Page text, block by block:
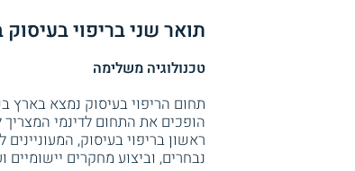
תואר שני בריפוי
טכנולוגיה משלימה
תחום הריפוי בעיסוק נמצא בארץ
הופכים את התחום לדינמי
ראשון בריפוי בעיסוק,
נבחרים, וביצוע מחקרים יישומיים